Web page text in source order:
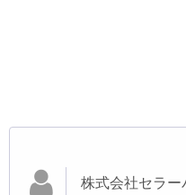
株式会社セラー